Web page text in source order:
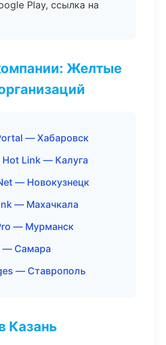
Play, ссылка на
Желтые
— Хабаровск
Hot Link — Калуга
— Новокузнецк
— Махачкала
— Мурманск
— Самара
— Ставрополь
Казань